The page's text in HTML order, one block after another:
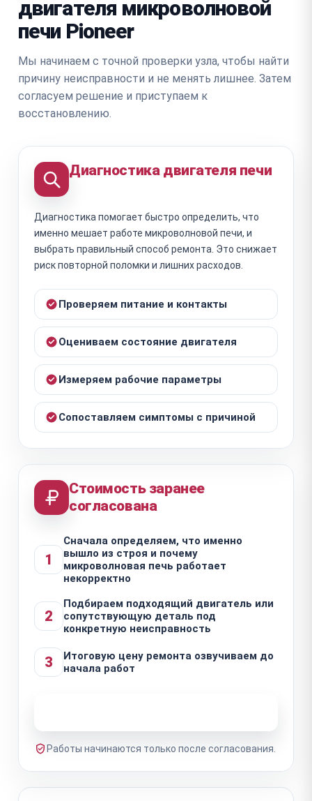
двигателя микроволновой
печи Pioneer
Мы начинаем с точной проверки узла, чтобы найти
причину неисправности и не менять лишнее. Затем
согласуем решение и приступаем к
восстановлению.
Диагностика двигателя печи
Диагностика помогает быстро определить, что
именно мешает работе микроволновой печи, и
выбрать правильный способ ремонта. Это снижает
риск повторной поломки и лишних расходов.
Проверяем питание и контакты
Оцениваем состояние двигателя
Измеряем рабочие параметры
Сопоставляем симптомы с причиной
Стоимость заранее
согласована
1
Сначала определяем, что именно
вышло из строя и почему
микроволновая печь работает
некорректно
2
Подбираем подходящий двигатель или
сопутствующую деталь под
конкретную неисправность
3
Итоговую цену ремонта озвучиваем до
начала работ
Работы начинаются только после согласования.